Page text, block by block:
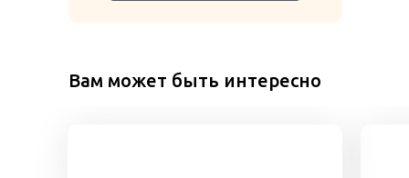
Вам может быть интересно